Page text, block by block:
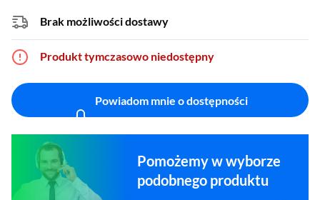
Brak możliwości dostawy
Produkt tymczasowo niedostępny
Powiadom mnie o dostępności
Pomożemy w wyborze
podobnego produktu